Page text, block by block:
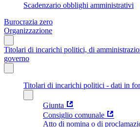
Scadenzario obblighi amministrativi
Burocrazia zero
Organizzazione
Titolari di incarichi politici, di
governo
Titolari di incarichi politici - dati in
Giunta
Consiglio comunale
Atto di nomina o di